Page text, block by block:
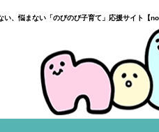
い、悩まない「のびのび子育て」応援サイト